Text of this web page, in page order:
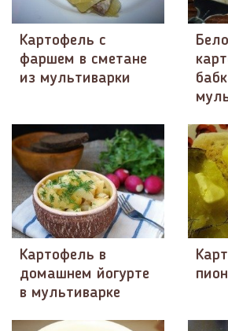
Картофель с
фаршем в сметане
из мультиварки
Картофель в
домашнем йогурте
в мультиварке